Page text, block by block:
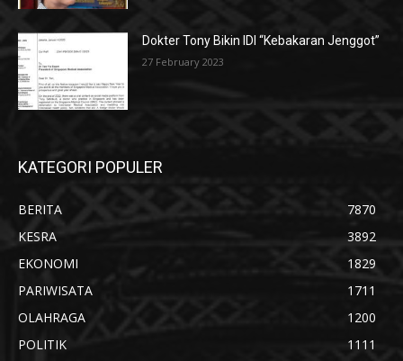
Dokter Tony Bikin IDI “Kebakaran Jenggot”
27 February 2023
KATEGORI POPULER
BERITA
7870
KESRA
3892
EKONOMI
1829
PARIWISATA
1711
OLAHRAGA
1200
POLITIK
1111